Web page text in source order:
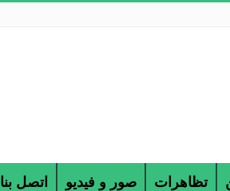
تظاهرات صور و فيديو اتصل بنا